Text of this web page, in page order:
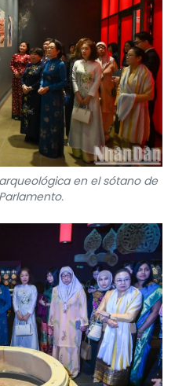
en el sótano de